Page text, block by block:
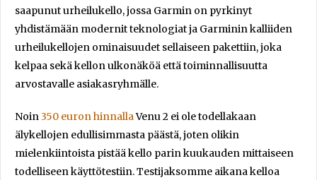
saapunut urheilukello, jossa Garmin on pyrkinyt
yhdistämään modernit teknologiat ja Garminin kalliiden
urheilukellojen ominaisuudet sellaiseen pakettiin, joka
kelpaa sekä kellon ulkonäköä että toiminnallisuutta
arvostavalle asiakasryhmälle.
Noin350 euron hinnallaVenu 2 ei ole todellakaan
älykellojen edullisimmasta päästä, joten olikin
mielenkiintoista pistää kello parin kuukauden mittaiseen
todelliseen käyttötestiin. Testijaksomme aikana kelloa